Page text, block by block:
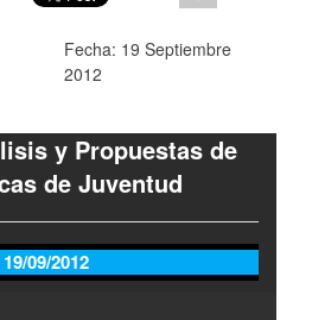
Fecha: 19 Septiembre
2012
y Propuestas de
de Juventud
19/09/2012